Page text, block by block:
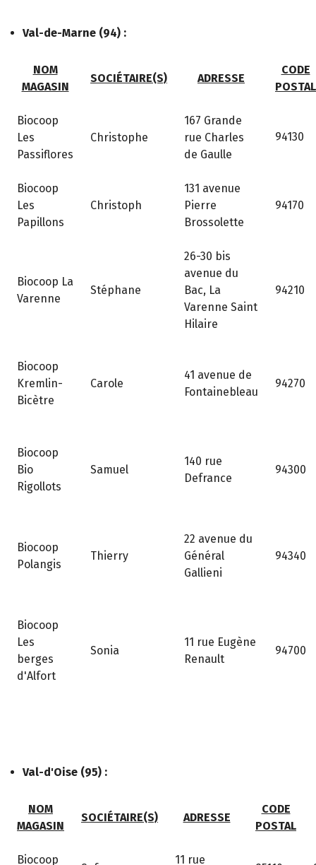
Val-de-Marne (94) :
NOM
MAGASIN
SOCIÉTAIRE(S) ADRESSE
CODE
POSTAL
Biocoop
Les
Passiflores
Christophe
167 Grande
rue Charles
de Gaulle
94130
Biocoop
Les
Papillons
Christoph
131 avenue
Pierre
Brossolette
94170
Biocoop La
Varenne
Stéphane
26-30 bis
avenue du
Bac, La
Varenne Saint
Hilaire
94210
Biocoop
Kremlin-
Bicètre
Carole
41 avenue de
Fontainebleau
94270
Biocoop
Bio
Rigollots
Samuel
140 rue
Defrance
94300
Biocoop
Polangis
Thierry
22 avenue du
Général
Gallieni
94340
Biocoop
Les
berges
d'Alfort
Sonia
11 rue Eugène
Renault
94700
Val-d'Oise (95) :
NOM
MAGASIN
SOCIÉTAIRE(S) ADRESSE
CODE
POSTAL
Biocoop 11 rue